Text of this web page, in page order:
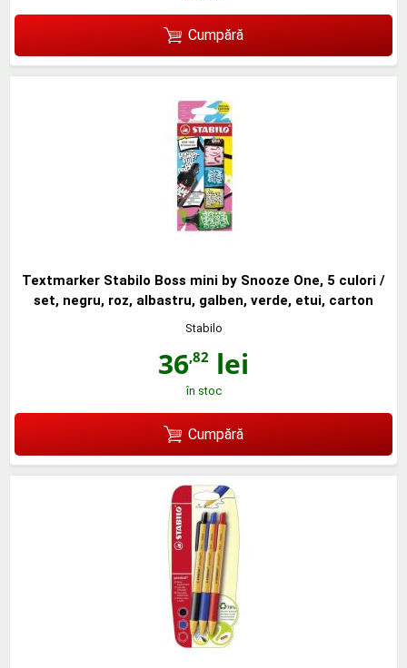
Cumpără
Textmarker Stabilo Boss mini by Snooze One, 5 culori /
set, negru, roz, albastru, galben, verde, etui, carton
Stabilo
36,82 lei
în stoc
Cumpără